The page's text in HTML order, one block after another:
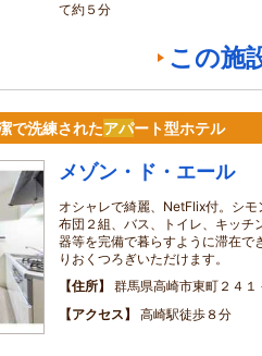
て約５分
この施
で洗練されたアパート型ホテル
メゾン・ド・エール
オシャレで綺麗、NetFlix付。シ
布団２組、バス、トイレ、キッチ
器等を完備で暮らすように滞在で
りおくつろぎいただけます。
住所
群馬県高崎市東町２４１
アクセス
高崎駅徒歩８分